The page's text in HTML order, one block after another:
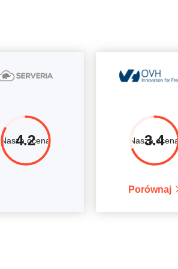
Nasza ocena
4.2 Nasza ocena
3.4
Porównaj